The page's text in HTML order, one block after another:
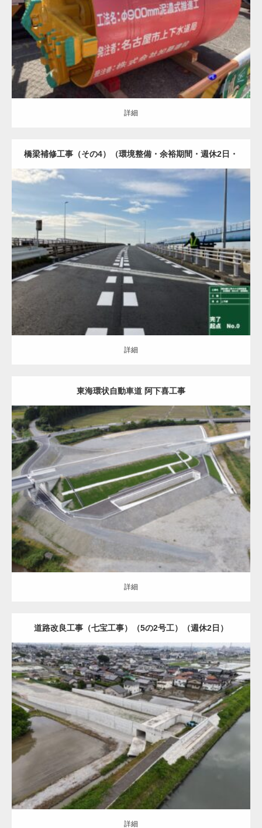
詳細
詳細
橋梁補修工事（その4）（環境整備・余裕期間・週休2日・
遠隔臨場）
詳細
詳細
東海環状自動車道 阿下喜工事
土木・建築（ALL） 道路改良
詳細
詳細
道路改良工事（七宝工事）（5の2号工）（週休2日）
土木・建築（ALL） 道路改良
詳細
詳細